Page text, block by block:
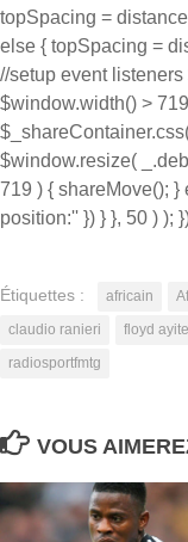
topSpacing =
else { topSpacing =
//setup event
$window.width() >
$window.resize(
719 ) { shareMove(); }
position:'' }) } }, 50 ) );
Étiquettes : africain
claudio ranieri
floyd ayite
radiosportfmtg
VOUS